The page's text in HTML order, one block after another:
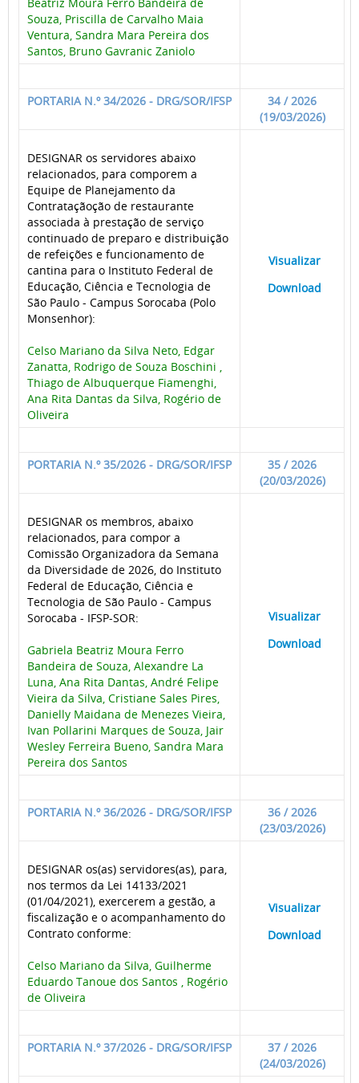
Souza, Priscilla de Carvalho Maia
Ventura, Sandra Mara Pereira dos
Santos, Bruno Gavranic Zaniolo
PORTARIA N.º 34/2026 - DRG/SOR/IFSP
34 / 2026
(19/03/2026)
DESIGNAR os servidores abaixo
relacionados, para comporem a
Equipe de Planejamento da
Contrataçãoção de restaurante
associada à prestação de serviço
continuado de preparo e distribuição
de refeições e funcionamento de
cantina para o Instituto Federal de
Educação, Ciência e Tecnologia de
São Paulo - Campus Sorocaba (Polo
Monsenhor):
Celso Mariano da Silva Neto, Edgar
Zanatta, Rodrigo de Souza Boschini ,
Thiago de Albuquerque Fiamenghi,
Ana Rita Dantas da Silva, Rogério de
Oliveira
Visualizar
Download
PORTARIA N.º 35/2026 - DRG/SOR/IFSP
35 / 2026
(20/03/2026)
DESIGNAR os membros, abaixo
relacionados, para compor a
Comissão Organizadora da Semana
da Diversidade de 2026, do Instituto
Federal de Educação, Ciência e
Tecnologia de São Paulo - Campus
Sorocaba - IFSP-SOR:
Gabriela Beatriz Moura Ferro
Bandeira de Souza, Alexandre La
Luna, Ana Rita Dantas, André Felipe
Vieira da Silva, Cristiane Sales Pires,
Danielly Maidana de Menezes Vieira,
Ivan Pollarini Marques de Souza, Jair
Wesley Ferreira Bueno, Sandra Mara
Pereira dos Santos
Visualizar
Download
PORTARIA N.º 36/2026 - DRG/SOR/IFSP
36 / 2026
(23/03/2026)
DESIGNAR os(as) servidores(as), para,
nos termos da Lei 14133/2021
(01/04/2021), exercerem a gestão, a
fiscalização e o acompanhamento do
Contrato conforme:
Celso Mariano da Silva, Guilherme
Eduardo Tanoue dos Santos , Rogério
de Oliveira
Visualizar
Download
PORTARIA N.º 37/2026 - DRG/SOR/IFSP
37 / 2026
(24/03/2026)